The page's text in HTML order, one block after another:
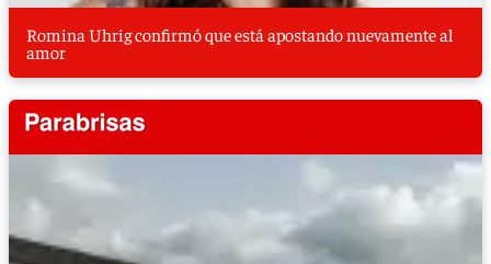
Romina Uhrig confirmó que está apostando nuevamente al
amor